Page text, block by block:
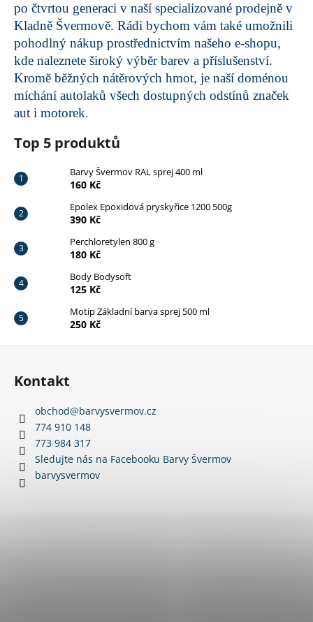
po čtvrtou generaci v naší specializované prodejně v
Kladně Švermově. Rádi bychom vám také umožnili
pohodlný nákup prostřednictvím našeho e-shopu,
kde naleznete široký výběr barev a příslušenství.
Kromě běžných nátěrových hmot, je naší doménou
míchání autolaků všech dostupných odstínů značek
aut i motorek.
Top 5 produktů
Barvy Švermov RAL sprej 400 ml
160 Kč
Epolex Epoxidová pryskyřice 1200 500g
390 Kč
Perchloretylen 800 g
180 Kč
Body Bodysoft
125 Kč
Motip Základní barva sprej 500 ml
250 Kč
Kontakt
obchod@barvysvermov.cz
774 910 148
773 984 317
Sledujte nás na Facebooku Barvy Švermov
barvysvermov